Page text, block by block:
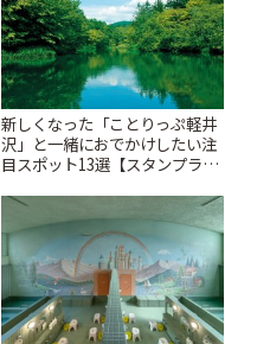
新しくなった「ことりっぷ軽井
沢」と一緒におでかけしたい注
目スポット13選【スタンプラリ